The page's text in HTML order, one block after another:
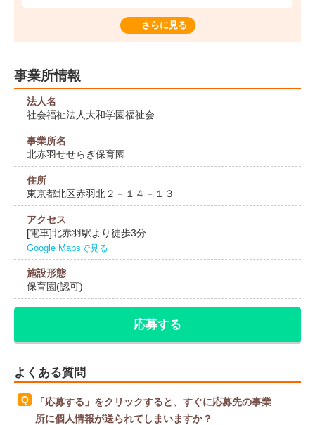
さらに見る
事業所情報
法人名
社会福祉法人大和学園福祉会
事業所名
北赤羽せせらぎ保育園
住所
東京都北区赤羽北２－１４－１３
アクセス
[電車]北赤羽駅より徒歩3分
Google Mapsで見る
施設形態
保育園(認可)
応募する
よくある質問
「応募する」をクリックすると、すぐに応募先の事業
所に個人情報が送られてしまいますか？